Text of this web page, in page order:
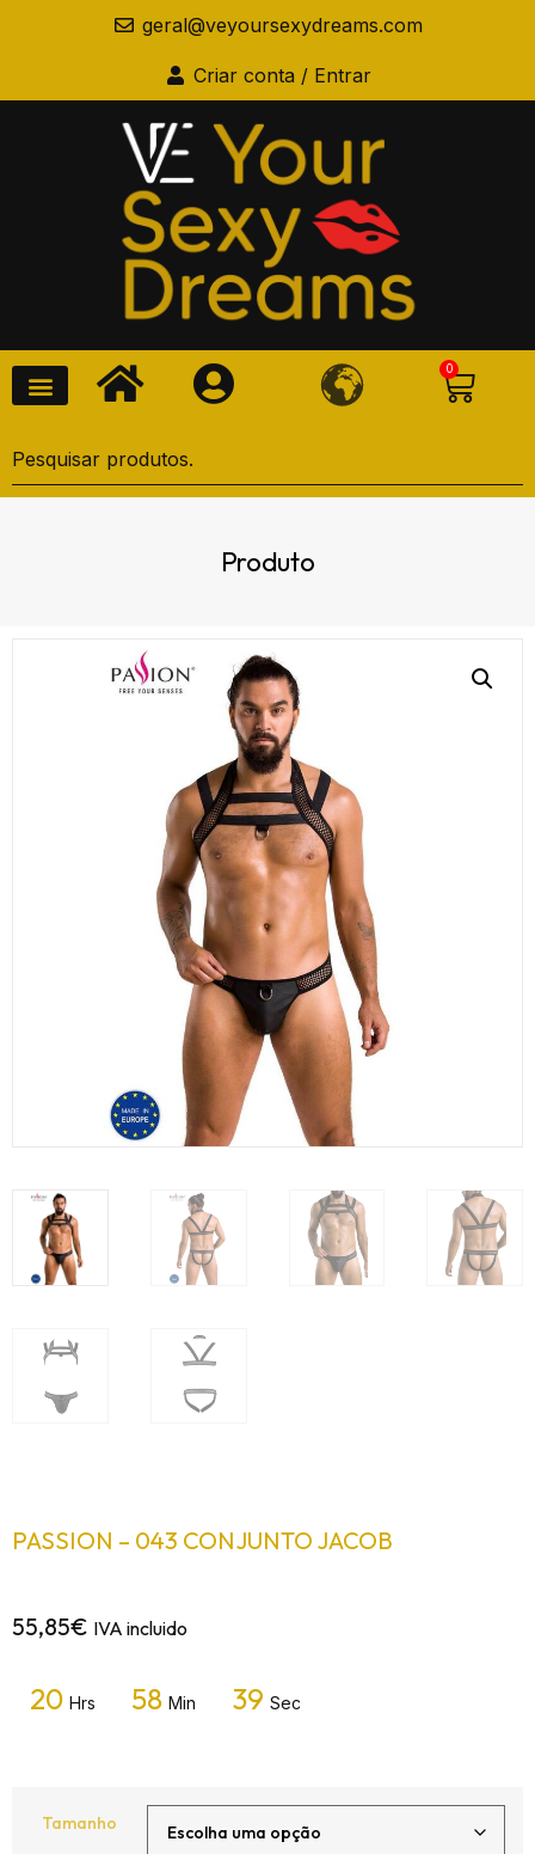
geral@veyoursexydreams.com
Criar conta / Entrar
0
Produto
PASSION – 043 CONJUNTO JACOB
55,85€ IVA incluido
20 Hrs 58 Min 38 Sec
Tamanho